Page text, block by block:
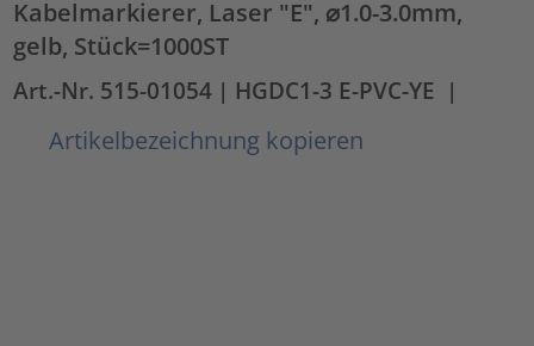
Kabelmarkierer, Laser "E", ⌀1.0-3.0mm,
gelb, Stück=1000ST
Art.-Nr. 515-01054 | HGDC1-3 E-PVC-YE |
Artikelbezeichnung kopieren